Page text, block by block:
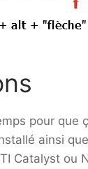
pour que
ainsi
Catalyst ou